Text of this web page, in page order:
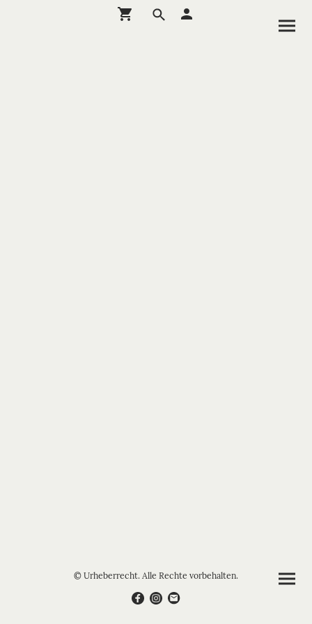
© Urheberrecht. Alle Rechte vorbehalten.